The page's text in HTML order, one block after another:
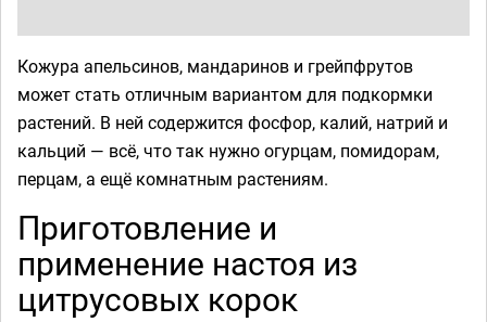
Кожура апельсинов, мандаринов и грейпфрутов
может стать отличным вариантом для подкормки
растений. В ней содержится фосфор, калий, натрий и
кальций — всё, что так нужно огурцам, помидорам,
перцам, а ещё комнатным растениям.
Приготовление и
применение настоя из
цитрусовых корок